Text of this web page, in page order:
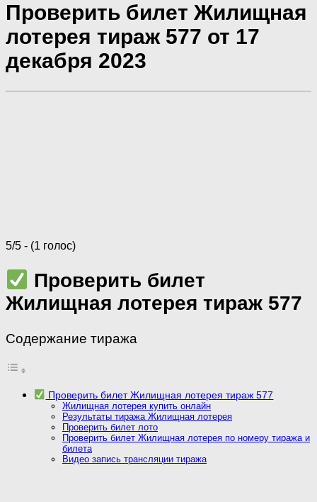
Проверить билет Жилищная
лотерея тираж 577 от 17
декабря 2023
5/5 - (1 голос)
Проверить билет
Жилищная лотерея тираж 577
Содержание тиража
Проверить билет Жилищная лотерея тираж 577
Жилищная лотерея купить онлайн
Результаты тиража Жилищная лотерея
Проверить билет лото
Проверить билет Жилищная лотерея по номеру тиража и
билета
Видео запись трансляции тиража